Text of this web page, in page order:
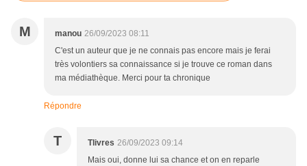
M manou 26/09/2023 08:11
C'est un auteur que je ne connais pas encore mais je ferai
très volontiers sa connaissance si je trouve ce roman dans
ma médiathèque. Merci pour ta chronique
Répondre
T Tlivres 26/09/2023 09:14
Mais oui, donne lui sa chance et on en reparle